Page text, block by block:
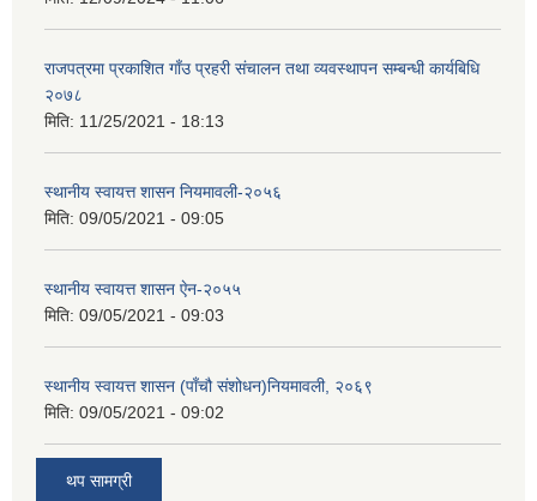
राजपत्रमा प्रकाशित गाँउ प्रहरी संचालन तथा व्यवस्थापन सम्बन्धी कार्यबिधि
२०७८
मिति: 11/25/2021 - 18:13
स्थानीय स्वायत्त शासन नियमावली-२०५६
मिति: 09/05/2021 - 09:05
स्थानीय स्वायत्त शासन ए‍ेन-२०५५
मिति: 09/05/2021 - 09:03
स्थानीय स्वायत्त शासन (पाँचौ संशोधन)नियमावली, २०६९
मिति: 09/05/2021 - 09:02
थप सामग्री